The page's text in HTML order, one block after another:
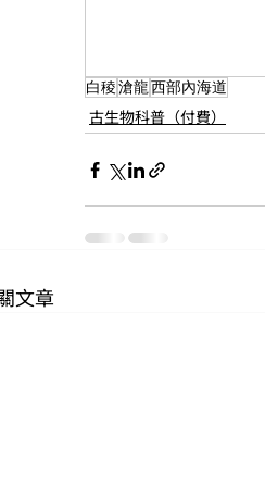
白稜滄龍西部內海道
古生物科普（付費）
文章